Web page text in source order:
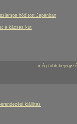
hódított Japánban
a kácsás kút
még több
kiállítás